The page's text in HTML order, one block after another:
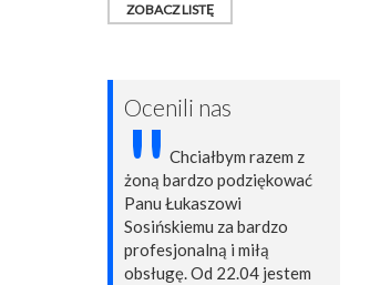
ZOBACZ LISTĘ
Ocenili nas
"Chciałbym razem z
żoną bardzo podziękować
Panu Łukaszowi
Sosińskiemu za bardzo
profesjonalną i miłą
obsługę. Od 22.04 jestem